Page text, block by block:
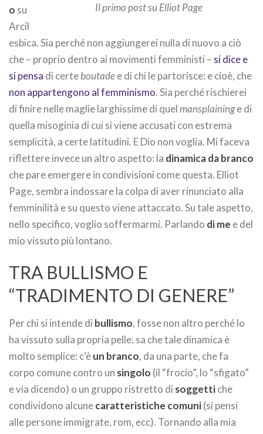
Il primo post su Elliot Page
o su
Arcil
esbica. Sia perché non aggiungerei nulla di nuovo a ciò
che – proprio dentro ai movimenti femministi – si dice e
si pensa di certeboutadee di chi le partorisce: e cioè, che
non appartengono al femminismo. Sia perché rischierei
di finire nelle maglie larghissime di quelmansplaininge di
quella misoginia di cui si viene accusati con estrema
semplicità, a certe latitudini. E Dio non voglia. Mi faceva
riflettere invece un altro aspetto: la dinamica da branco
che pare emergere in condivisioni come questa. Elliot
Page, sembra indossare la colpa di aver rinunciato alla
femminilità e su questo viene attaccato. Su tale aspetto,
nello specifico, voglio soffermarmi. Parlando di me e del
mio vissuto più lontano.
TRA BULLISMO E
“TRADIMENTO DI GENERE”
Per chi si intende di bullismo, fosse non altro perché lo
ha vissuto sulla propria pelle, sa che tale dinamica è
molto semplice: c’èun branco, da una parte, che fa
corpo comune contro un singolo (il “frocio”, lo “sfigato”
e via dicendo) o un gruppo ristretto di soggettiche
condividono alcunecaratteristiche comuni(si pensi
alle persone immigrate, rom, ecc). Tornando alla mia